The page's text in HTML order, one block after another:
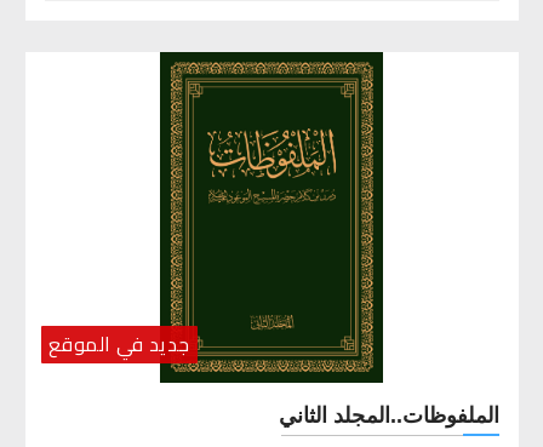
جديد في الموقع
الملفوظات..المجلد الثاني